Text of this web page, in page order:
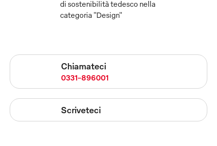
di sostenibilità tedesco nella
categoria "Design"
Chiamateci
0331-896001
Scriveteci